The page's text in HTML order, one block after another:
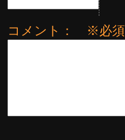
コメント： ※必須